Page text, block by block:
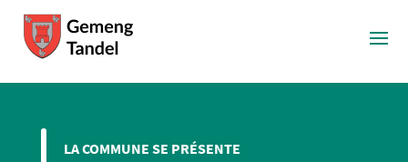
LA COMMUNE SE PRÉSENTE